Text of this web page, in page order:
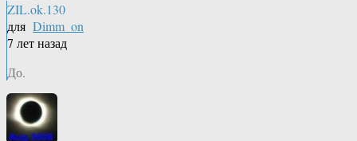
ZIL.ok.130
для Dimm_on
7 лет назад
До.